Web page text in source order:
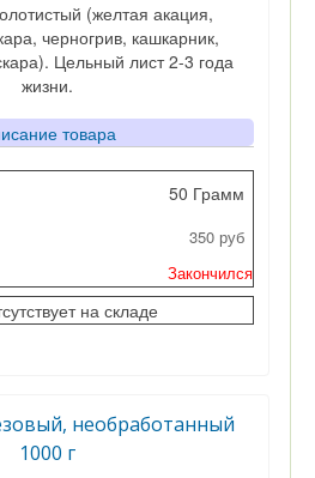
(желтая акация,
черногрив, кашкарник,
Цельный лист 2-3 года
жизни.
товара
50 Грамм
350 руб
Закончился
на складе
необработанный
1000 г